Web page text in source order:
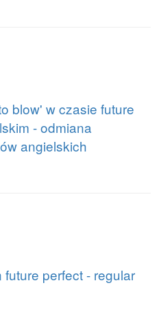
blow' w czasie future
- odmiana
angielskich
perfect - regular